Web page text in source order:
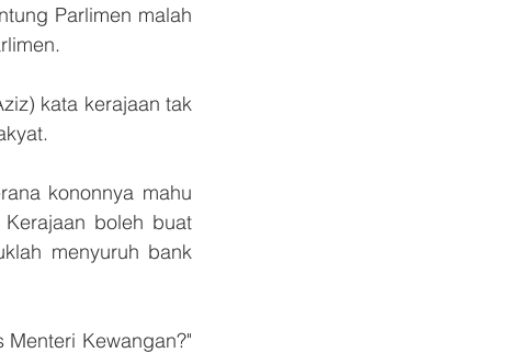
Parlimen malah
kata kerajaan tak
kononnya mahu
boleh buat
menyuruh bank
Kewangan?"